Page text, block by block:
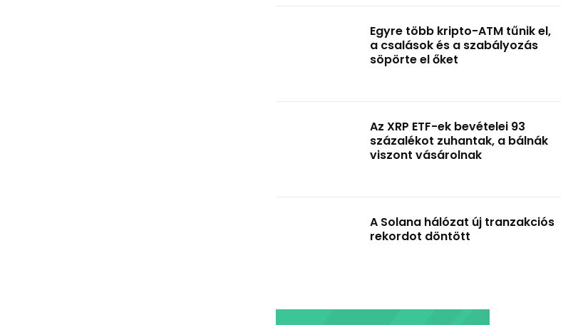
Egyre több kripto-ATM tűnik el,
a csalások és a szabályozás
söpörte el őket
Az XRP ETF-ek bevételei 93
százalékot zuhantak, a bálnák
viszont vásárolnak
A Solana hálózat új tranzakciós
rekordot döntött